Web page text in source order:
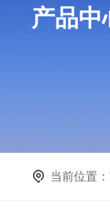
产品中
当前位置：